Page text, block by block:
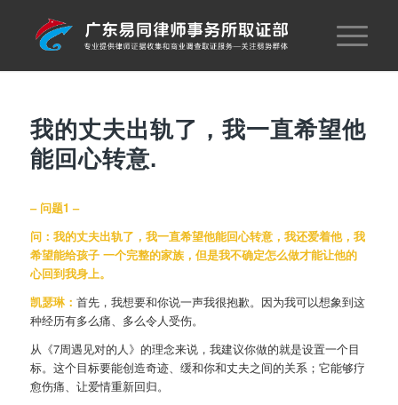
我的丈夫出轨了，我一直希望他
能回心转意.
– 问题1 –
问： 我的丈夫出轨了，我一直希望他能回心转意，我还爱着他，我
希望能给孩子 一个完整的家族，但是我不确定怎么做才能让他的
心回到我身上。
凯瑟琳： 首先，我想要和你说一声我很抱歉。因为我可以想象到这
种经历有多么痛、多么令人受伤。
从《7周遇见对的人》的理念来说，我建议你做的就是设置一个目
标。这个目标要能创造奇迹、缓和你和丈夫之间的关系；它能够疗
愈伤痛、让爱情重新回归。